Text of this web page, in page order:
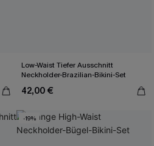
Low-Waist Tiefer Ausschnitt
Neckholder-Brazilian-Bikini-Set
42,00 €
-19%